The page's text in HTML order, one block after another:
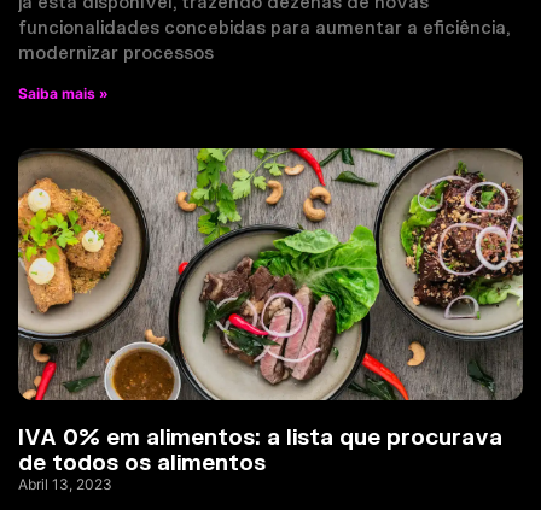
funcionalidades concebidas para aumentar a eficiência,
modernizar processos
Saiba mais »
IVA 0% em alimentos: a lista que procurava
de todos os alimentos
Abril 13, 2023